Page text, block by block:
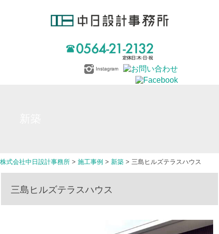
株式会社中日設計事務所 > 施工事例 > 新築 > 三島ヒルズテラスハウス
三島ヒルズテラスハウス